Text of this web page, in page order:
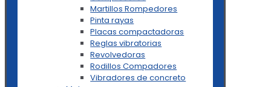
Martillos Rompedores
Pinta rayas
Placas compactadoras
Reglas vibratorias
Revolvedoras
Rodillos Compadores
Vibradores de concreto